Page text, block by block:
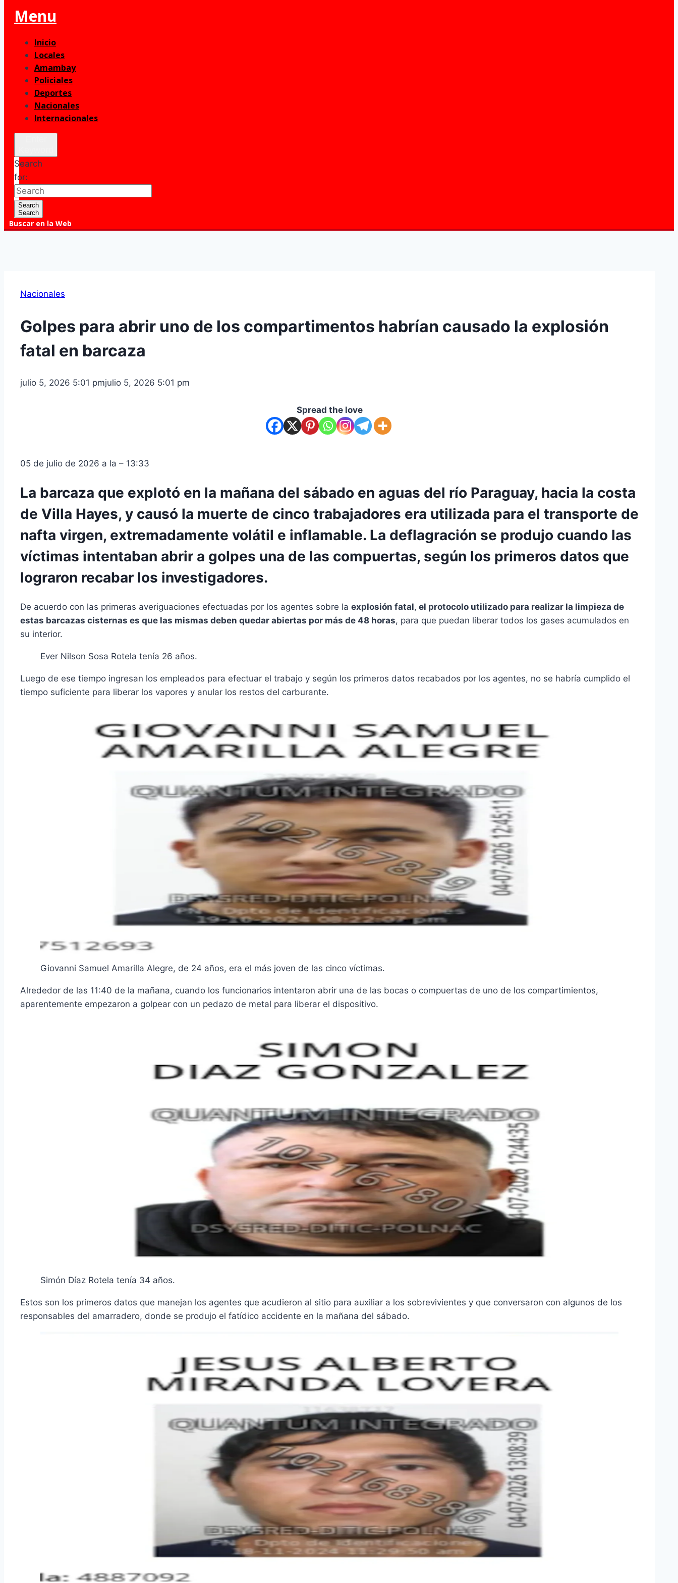
Menu
Inicio
Locales
Amambay
Policiales
Deportes
Nacionales
Internacionales
Search
for:
Search
Search
Buscar en la Web
Nacionales
Golpes para abrir uno de los compartimentos habrían causado la explosión
fatal en barcaza
julio 5, 2026 5:01 pmjulio 5, 2026 5:01 pm
Spread the love
05 de julio de 2026 a la – 13:33
La barcaza que explotó en la mañana del sábado en aguas del río Paraguay, hacia la costa
de Villa Hayes, y causó la muerte de cinco trabajadores era utilizada para el transporte de
nafta virgen, extremadamente volátil e inflamable. La deflagración se produjo cuando las
víctimas intentaban abrir a golpes una de las compuertas, según los primeros datos que
lograron recabar los investigadores.
De acuerdo con las primeras averiguaciones efectuadas por los agentes sobre la explosión fatal, el protocolo utilizado para realizar la limpieza de
estas barcazas cisternas es que las mismas deben quedar abiertas por más de 48 horas, para que puedan liberar todos los gases acumulados en
su interior.
Ever Nilson Sosa Rotela tenía 26 años.
Luego de ese tiempo ingresan los empleados para efectuar el trabajo y según los primeros datos recabados por los agentes, no se habría cumplido el
tiempo suficiente para liberar los vapores y anular los restos del carburante.
Giovanni Samuel Amarilla Alegre, de 24 años, era el más joven de las cinco víctimas.
Alrededor de las 11:40 de la mañana, cuando los funcionarios intentaron abrir una de las bocas o compuertas de uno de los compartimientos,
aparentemente empezaron a golpear con un pedazo de metal para liberar el dispositivo.
Simón Díaz Rotela tenía 34 años.
Estos son los primeros datos que manejan los agentes que acudieron al sitio para auxiliar a los sobrevivientes y que conversaron con algunos de los
responsables del amarradero, donde se produjo el fatídico accidente en la mañana del sábado.